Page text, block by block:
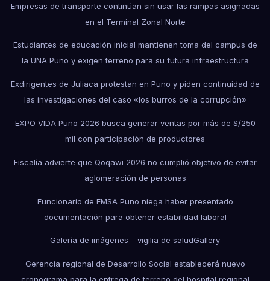
Empresas de transporte continúan sin usar las rampas asignadas
en el Terminal Zonal Norte
Estudiantes de educación inicial mantienen toma del campus de
la UNA Puno y exigen terreno para su futura infraestructura
Exdirigentes de Juliaca protestan en Puno y piden continuidad de
las investigaciones del caso «los burros de la corrupción»
EXPO VIDA Puno 2026 busca generar ventas por más de S/250
mil con participación de productores
Fiscalía advierte que Qoqawi 2026 no cumplió objetivo de evitar
aglomeración de personas
Funcionario de EMSA Puno niega haber presentado
documentación para obtener estabilidad laboral
Galería de imágenes – vigilia de saludGallery
Gerencia regional de Desarrollo Social establecerá nuevo